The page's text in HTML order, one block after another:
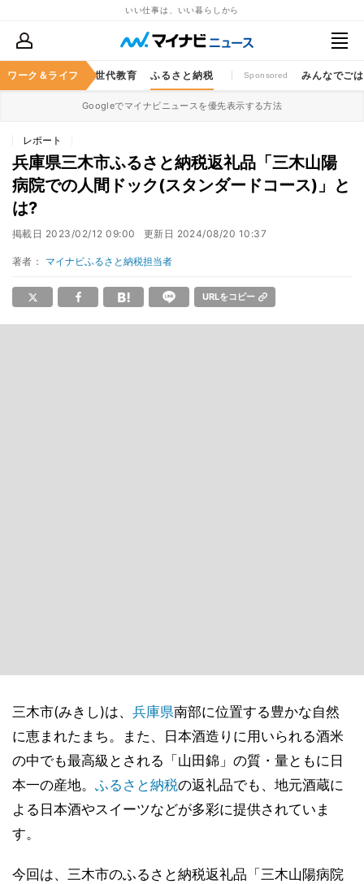
いい仕事は、いい暮らしから
ワーク＆ライフ
ャッシュレス 次世代教育 ふるさと納税 Sponsored みんなでご
Googleでマイナビニュースを優先表示する方法
レポート
兵庫県三木市ふるさと納税返礼品「三木山陽
病院での人間ドック(スタンダードコース)」と
は?
掲載日 2023/02/12 09:00 更新日 2024/08/20 10:37
著者： マイナビふるさと納税担当者
URLをコピー
三木市(みきし)は、 兵庫県南部に位置する豊かな自然
に恵まれたまち。また、日本酒造りに用いられる酒米
の中でも最高級とされる「山田錦」の質・量ともに日
本一の産地。 ふるさと納税の返礼品でも、地元酒蔵に
よる日本酒やスイーツなどが多彩に提供されていま
す。
今回は、三木市のふるさと納税返礼品「三木山陽病院